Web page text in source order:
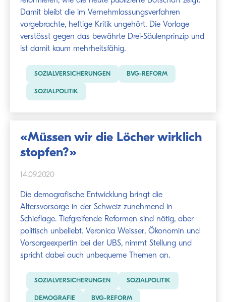
Damit bleibt die im Vernehmlassungsverfahren
vorgebrachte, heftige Kritik ungehört. Die Vorlage
verstösst gegen das bewährte Drei-Säulenprinzip und
ist damit kaum mehrheitsfähig.
SOZIALVERSICHERUNGEN BVG-REFORM
SOZIALPOLITIK
«Müssen wir die Löcher wirklich
stopfen?»
14.09.2020
Die demografische Entwicklung bringt die
Altersvorsorge in der Schweiz zunehmend in
Schieflage. Tiefgreifende Reformen sind nötig, aber
politisch unbeliebt. Veronica Weisser, Ökonomin und
Vorsorgeexpertin bei der UBS, nimmt Stellung und
spricht dabei auch unbequeme Themen an.
SOZIALVERSICHERUNGEN SOZIALPOLITIK
DEMOGRAFIE BVG-REFORM